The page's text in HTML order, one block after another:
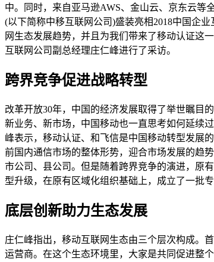
中。同时，来自亚马逊AWS、金山云、京东云等
(以下简称中移互联网公司)盛装亮相2018中国企
网生态发展趋势，并且为我们带来了移动认证这
互联网公司副总经理庄仁峰进行了采访。
跨界竞争促进战略转型
改革开放30年，中国的经济发展取得了举世瞩目
新业务、新市场，中国移动也一直思考如何延续
峰表示，移动认证、和飞信是中国移动转型发展
前国内通信市场的整体形势，迎合市场发展的趋
市公司、县公司。但是随着跨界竞争的演进，原
型升级，在原有区域化组织基础上，成立了一批
底层创新助力生态发展
庄仁峰指出，移动互联网生态由三个层次构成。
运营商。在这个生态环境里，大家是共同促进整